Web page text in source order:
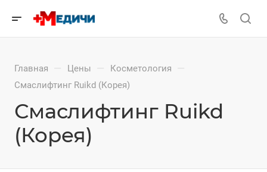
Главная — Цены — Косметология —
Смаслифтинг Ruikd (Корея)
Смаслифтинг Ruikd
(Корея)